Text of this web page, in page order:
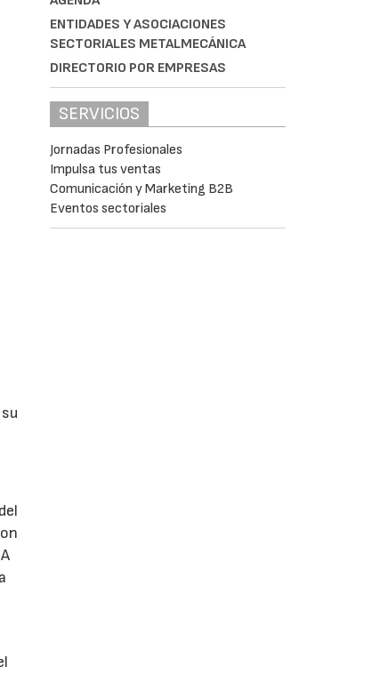
ENTIDADES Y ASOCIACIONES
SECTORIALES METALMECÁNICA
DIRECTORIO POR EMPRESAS
SERVICIOS
Jornadas Profesionales
Impulsa tus ventas
Comunicación y Marketing B2B
Eventos sectoriales